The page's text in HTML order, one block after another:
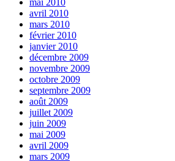
mai 2010
avril 2010
mars 2010
février 2010
janvier 2010
décembre 2009
novembre 2009
octobre 2009
septembre 2009
août 2009
juillet 2009
juin 2009
mai 2009
avril 2009
mars 2009